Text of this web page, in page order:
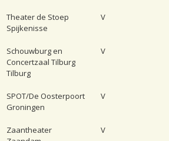
Theater de Stoep
Spijkenisse
V
Schouwburg en
Concertzaal Tilburg
Tilburg
V
SPOT/De Oosterpoort
Groningen
V
Zaantheater
V